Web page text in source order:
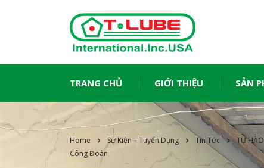
TRANG CHỦ GIỚI THIỆU SẢN
Home Sự Kiện – Tuyển Dụng Tin Tức TỰ
Công Đoàn